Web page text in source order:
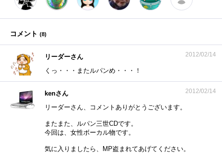
コメント (8)
リーダーさん 2012/02/14
くっ・・・またルパンめ・・・！
kenさん 2012/02/14
リーダーさん、コメントありがとうございます。
またまた、ルパン三世CDです。
今回は、女性ボーカル物です。
気に入りましたら、MP盗まれてあげてください。